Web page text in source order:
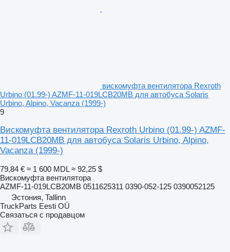
вискомуфта вентилятора Rexroth
Urbino (01.99-) AZMF-11-019LCB20MB для автобуса Solaris
Urbino, Alpino, Vacanza (1999-)
9
Вискомуфта вентилятора Rexroth Urbino (01.99-) AZMF-
11-019LCB20MB для автобуса Solaris Urbino, Alpino,
Vacanza (1999-)
79,84 € ≈ 1 600 MDL ≈ 92,25 $
Вискомуфта вентилятора
AZMF-11-019LCB20MB 0511625311 0390-052-125 0390052125
Эстония, Tallinn
TruckParts Eesti OÜ
Связаться с продавцом